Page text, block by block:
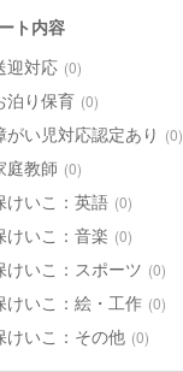
ト内容
迎対応 (0)
泊り保育 (0)
がい児対応認定あり (0)
庭教師 (0)
けいこ：英語 (0)
けいこ：音楽 (0)
けいこ：スポーツ (0)
けいこ：絵・工作 (0)
けいこ：その他 (0)